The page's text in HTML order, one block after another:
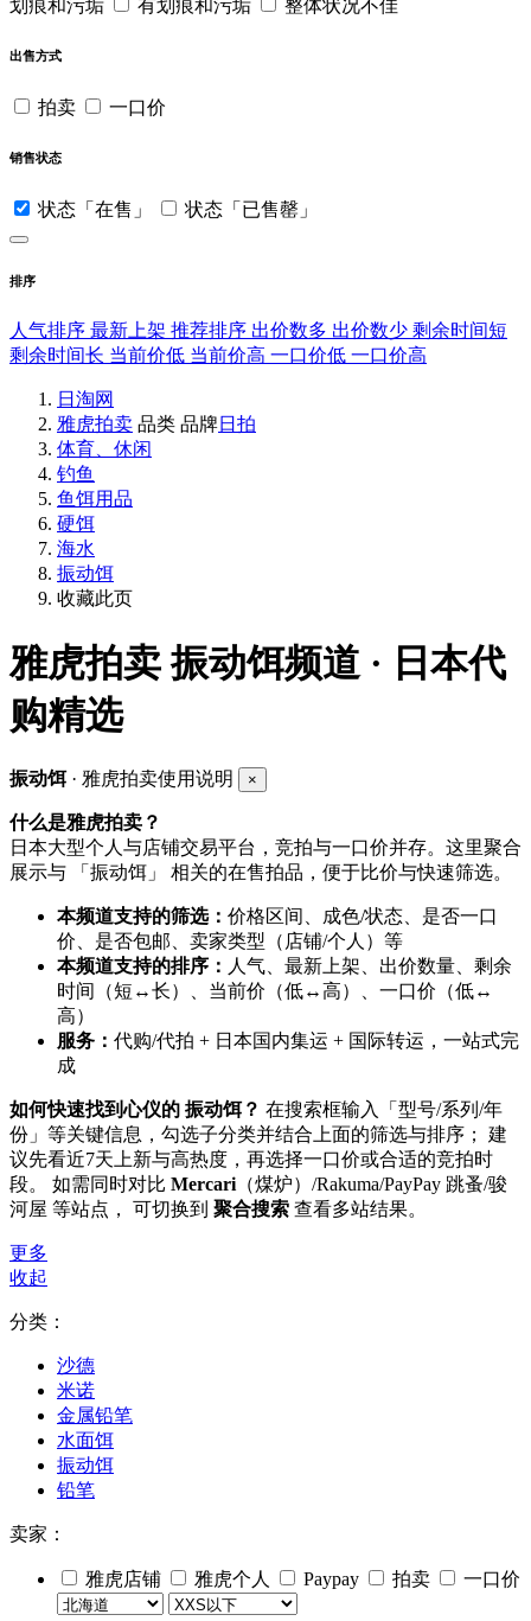
划痕和污垢 有划痕和污垢 整体状况不佳
出售方式
拍卖 一口价
销售状态
状态「在售」 状态「已售罄」
排序
人气排序 最新上架 推荐排序 出价数多 出价数少 剩余时间短
剩余时间长 当前价低 当前价高 一口价低 一口价高
日淘网
雅虎拍卖 品类 品牌日拍
体育、休闲
钓鱼
鱼饵用品
硬饵
海水
振动饵
收藏此页
雅虎拍卖振动饵频道 · 日本代
购精选
振动饵· 雅虎拍卖使用说明 ×
什么是雅虎拍卖？
日本大型个人与店铺交易平台，竞拍与一口价并存。这里聚合
展示与 「振动饵」 相关的在售拍品，便于比价与快速筛选。
本频道支持的筛选： 价格区间、成色/状态、是否一口
价、是否包邮、卖家类型（店铺/个人）等
本频道支持的排序： 人气、最新上架、出价数量、剩余
时间（短↔长）、当前价（低↔高）、一口价（低↔
高）
服务： 代购/代拍 + 日本国内集运 + 国际转运，一站式完
成
如何快速找到心仪的 振动饵？ 在搜索框输入「型号/系列/年
份」等关键信息，勾选子分类并结合上面的筛选与排序； 建
议先看近7天上新与高热度，再选择一口价或合适的竞拍时
段。 如需同时对比 Mercari （煤炉）/Rakuma/PayPay 跳蚤/骏
河屋 等站点， 可切换到 聚合搜索 查看多站结果。
更多
收起
分类：
沙德
米诺
金属铅笔
水面饵
振动饵
铅笔
卖家：
雅虎店铺 雅虎个人 Paypay 拍卖 一口价